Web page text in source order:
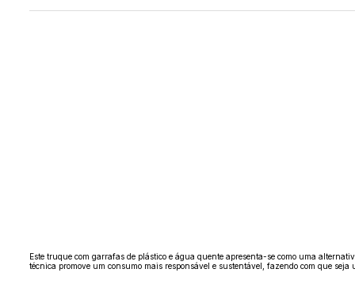
Este truque com garrafas de plástico e água quente apresenta-se como uma
técnica promove um consumo mais responsável e sustentável, fazendo com que